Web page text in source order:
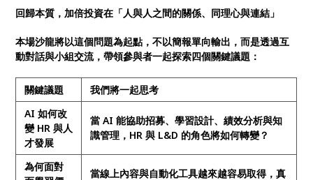
回歸本質，加倍投資在「人與人之間的關係、同理心與連結」
本場沙龍將以這個問題為起點，不以簡報單向輸出，而是透過互
動對話與小組交流，帶領參與者一起探索四個關鍵議題：
關鍵議題
我們將一起思考
AI 如何改
變 HR 與人
才發展
當 AI 能協助招募、學習設計、績效分析與知
識管理，HR 與 L&D 的角色將如何轉變？
為何面對
當線上內容與自動化工具越來越容易取得，真